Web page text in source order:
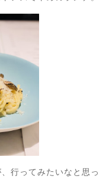
行ってみたいなと思っ